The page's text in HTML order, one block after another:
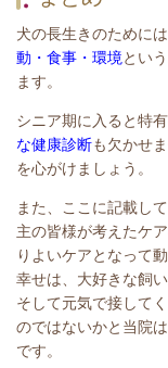
犬の長生きのために
動・食事・環境とい
ます。
シニア期に入ると特
な健康診断も欠かせ
を心がけましょう。
また、ここに記載し
主の皆様が考えたケ
りよいケアとなって
幸せは、大好きな飼
そして元気で接して
のではないかと当院
です。